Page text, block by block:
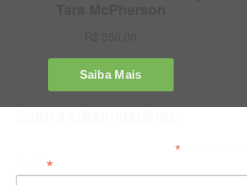
*indicates required
*